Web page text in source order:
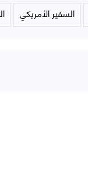
السفير الأمريكي